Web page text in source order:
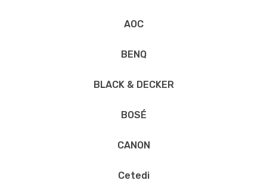
AOC
BENQ
BLACK & DECKER
BOSÉ
CANON
Cetedi